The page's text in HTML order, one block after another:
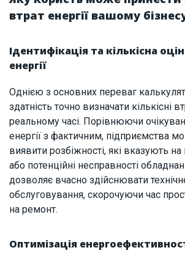
втрат енергії вашому
Ідентифікація та кількісна
енергії
Однією з основних переваг
здатність точно визначати кількісні
реальному часі. Порівнюючи
енергії з фактичним, підприємства
виявити розбіжності, які вказують
або потенційні несправності
дозволяє вчасно здійснювати
обслуговування, скорочуючи час
на ремонт.
Оптимізація